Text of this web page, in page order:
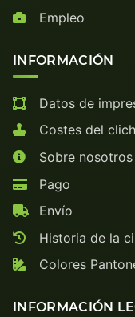
Empleo
INFORMACIÓN
Datos de
Costes del
Sobre nosotros
Pago
Envío
Historia de la
Colores
INFORMACIÓN